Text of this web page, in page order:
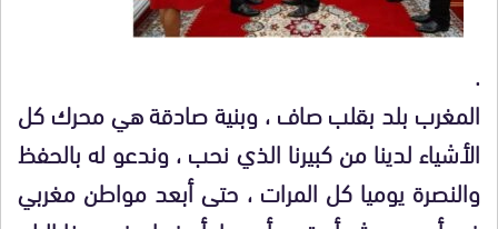
.
المغرب بلد بقلب صاف ، وبنية صادقة هي محرك كل
الأشياء لدينا من كبيرنا الذي نحب ، وندعو له بالحفظ
والنصرة يوميا كل المرات ، حتى أبعد مواطن مغربي